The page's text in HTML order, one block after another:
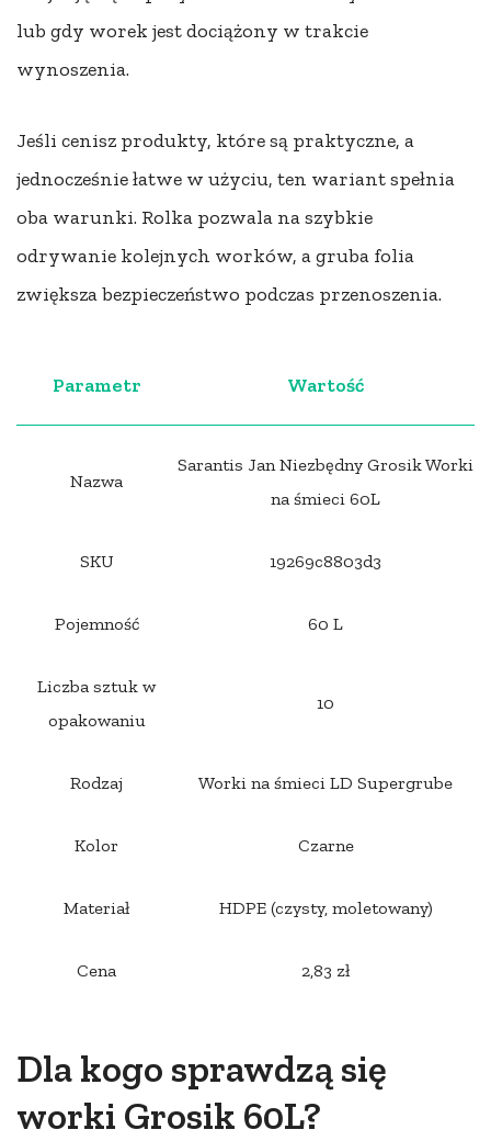
lub gdy worek jest dociążony w trakcie
wynoszenia.
Jeśli cenisz produkty, które są praktyczne, a
jednocześnie łatwe w użyciu, ten wariant spełnia
oba warunki. Rolka pozwala na szybkie
odrywanie kolejnych worków, a gruba folia
zwiększa bezpieczeństwo podczas przenoszenia.
Parametr Wartość
Nazwa
Sarantis Jan Niezbędny Grosik Worki
na śmieci 60L
SKU 19269c8803d3
Pojemność 60 L
Liczba sztuk w
opakowaniu
10
Rodzaj Worki na śmieci LD Supergrube
Kolor Czarne
Materiał HDPE (czysty, moletowany)
Cena 2,83 zł
Dla kogo sprawdzą się
worki Grosik 60L?